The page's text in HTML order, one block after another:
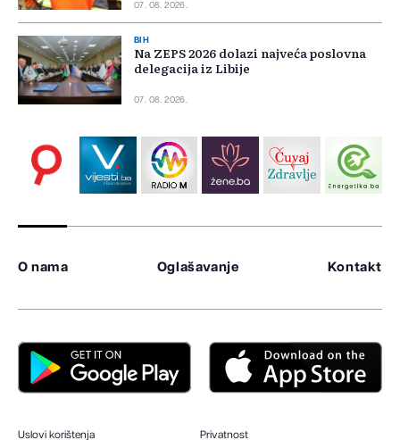
07. 08. 2026.
BIH
Na ZEPS 2026 dolazi najveća poslovna
delegacija iz Libije
07. 08. 2026.
O nama Oglašavanje Kontakt
Uslovi korištenja Privatnost